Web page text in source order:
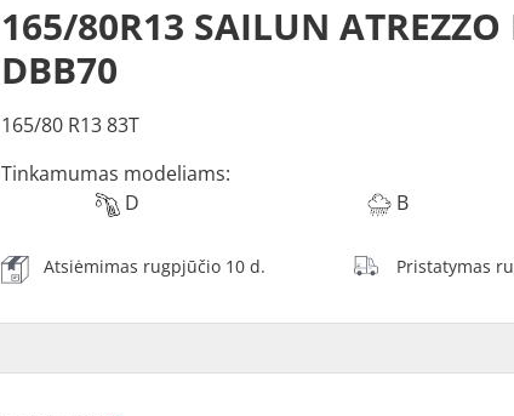
165/80R13 SAILUN ATREZZO
DBB70
165/80 R13 83T
Tinkamumas modeliams:
D
B
Atsiėmimas rugpjūčio 10 d. Pristatymas